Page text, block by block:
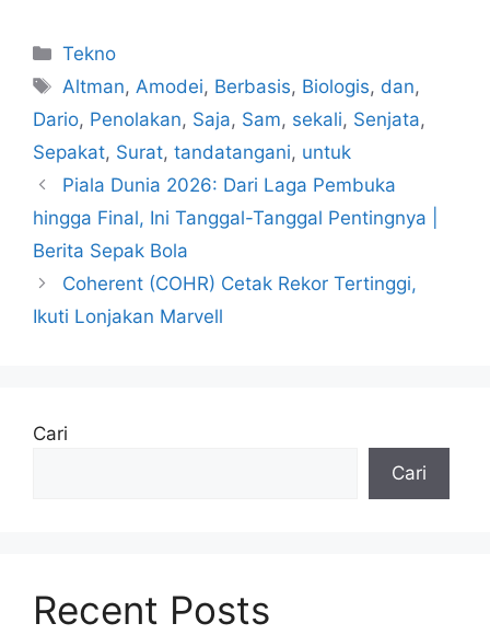
Kategori
Tekno
Tag
Altman, Amodei, Berbasis, Biologis, dan,
Dario, Penolakan, Saja, Sam, sekali, Senjata,
Sepakat, Surat, tandatangani, untuk
Piala Dunia 2026: Dari Laga Pembuka
hingga Final, Ini Tanggal-Tanggal Pentingnya |
Berita Sepak Bola
Coherent (COHR) Cetak Rekor Tertinggi,
Ikuti Lonjakan Marvell
Cari
Cari
Recent Posts